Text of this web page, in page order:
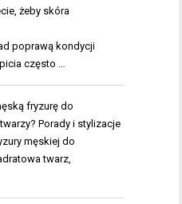
żeby skóra
poprawą kondycji
często …
fryzurę do
Porady i stylizacje
męskiej do
twarz,